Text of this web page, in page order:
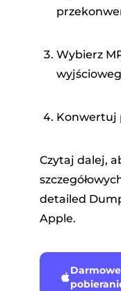
Wybierz
Konwertuj
Czytaj dalej,
detailed
Apple.
Darmowe